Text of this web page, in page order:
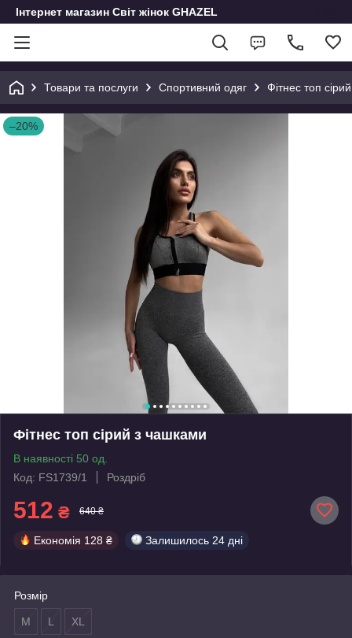
Інтернет магазин Світ жінок GHAZEL
Товари та послуги Спортивний одяг Фітнес топ
–20%
Фітнес топ сірий з чашками
В наявності 50 од.
Код: FS1739/1
Роздріб
512 ₴ 640 ₴
Економія 128 ₴ Залишилось 24 дні
Розмір
M L XL